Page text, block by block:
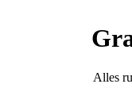
Alles